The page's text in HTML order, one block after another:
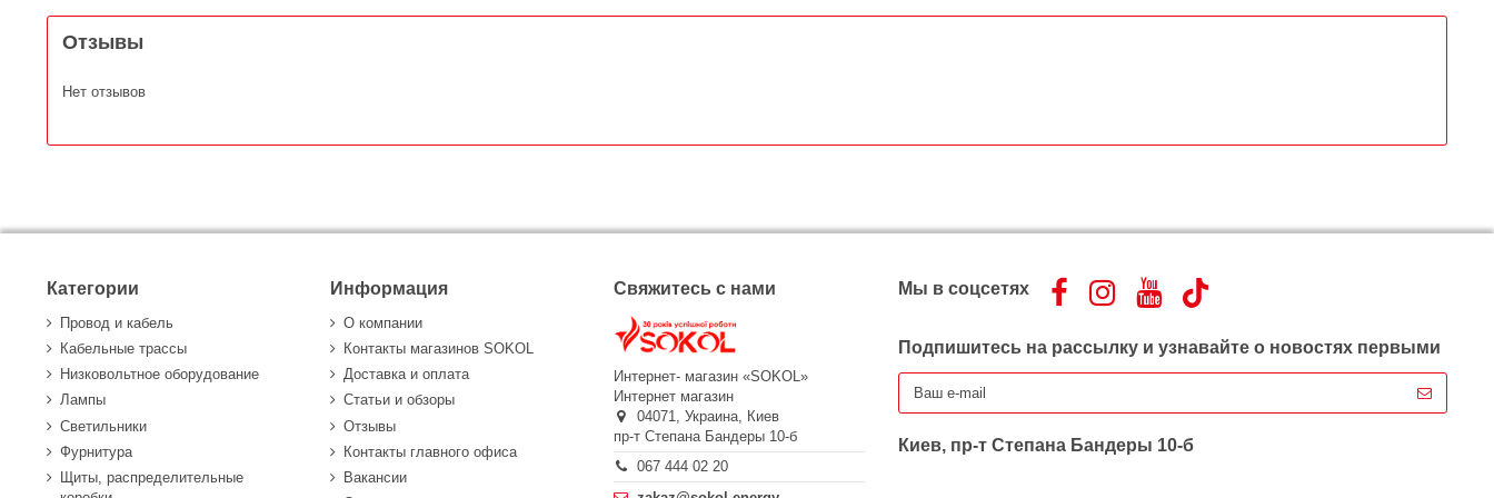
Отзывы
Нет отзывов
Категории
Провод и кабель
Кабельные трассы
Низковольтное оборудование
Лампы
Светильники
Фурнитура
Щиты, распределительные
Информация
О компании
Контакты магазинов SOKOL
Доставка и оплата
Статьи и обзоры
Отзывы
Контакты главного офиса
Вакансии
Свяжитесь с нами
Интернет- магазин «SOKOL»
Интернет магазин
04071,Украина, Киев
пр-т Степана Бандеры 10-б
067 444 02 20
Мы в соцсетях
Подпишитесь на рассылку и узнавайте о новостях первыми
Киев, пр-т Степана Бандеры 10-б